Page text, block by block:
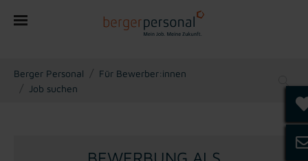
You are here:
Berger Personal
Für Bewerber:innen
Job suchen